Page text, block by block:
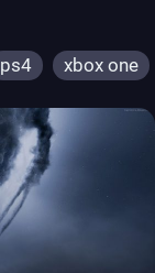
ps4 xbox one